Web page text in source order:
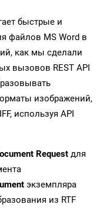
быстрые и
файлов MS Word в
как мы сделали
вызовов REST API
изображений,
используя API
Request для
экземпляра
из RTF